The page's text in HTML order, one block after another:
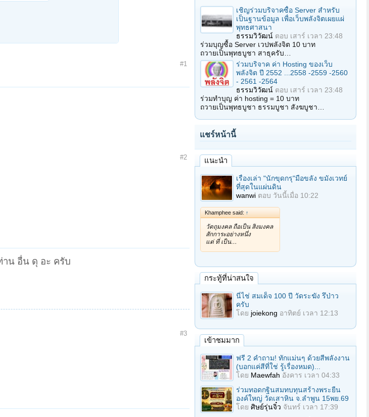
#1
#2
าน อื่น ดุ อะ ครับ
#3
เชิญร่วมบริจาคซื้อ Server สำหรับ
เป็นฐานข้อมูล เพื่อเว็บพลังจิตเผยแผ่
พุทธศาสนา
ธรรมวิวัฒน์ ตอบ เสาร์ เวลา 23:48
ร่วมบุญซื้อ Server เวปพลังจิต 10 บาท
ถวายเป็นพุทธบูชา สาธุครับ…
ร่วมบริจาค ค่า Hosting ของเว็บ
พลังจิต ปี 2552 ...2558 -2559 -2560
- 2561 -2564
ธรรมวิวัฒน์ ตอบ เสาร์ เวลา 23:48
ร่วมทำบุญ ค่า hosting = 10 บาท
ถวายเป็นพุทธบูชา ธรรมบูชา สังฆบูชา…
แชร์หน้านี้
แนะนำ
เรื่องเล่า "นักขุดกรุ"มือขลัง ขมังเวทย์
ที่สุดในแผ่นดิน
wanwi ตอบ วันนี้เมื่อ 10:22
Khamphee said: ↑
วัตถุมงคล ถือเป็น สิ่งมงคล
สักการะอย่างหนึ่ง
แต่ ที่ เป็น…
กระทู้ที่น่าสนใจ
นี่ไช่ สมเด็จ 100 ปี วัดระฆัง รึป่าว
ครับ
โดย joiekong อาทิตย์ เวลา 12:13
เข้าชมมาก
ฟรี 2 คำถาม! ทักแม่นๆ ด้วยสีพลังงาน
(บอกแค่สีที่ใช่ รู้เรื่องหมด)...
โดย Maewfah อังคาร เวลา 04:33
ร่วมทอดกฐินสมทบทุนสร้างพระยืน
องค์ใหญ่ วัดเสาหิน จ.ลําพูน 15พย.69
โดย ศิษย์รุ่นจิ๋ว จันทร์ เวลา 17:39